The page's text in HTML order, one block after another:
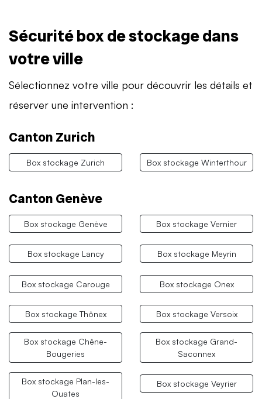
Sécurité box de stockage dans
votre ville
Sélectionnez votre ville pour découvrir les détails et
réserver une intervention :
Canton Zurich
Box stockage Zurich Box stockage Winterthour
Canton Genève
Box stockage Genève Box stockage Vernier
Box stockage Lancy Box stockage Meyrin
Box stockage Carouge Box stockage Onex
Box stockage Thônex Box stockage Versoix
Box stockage Chêne-
Bougeries
Box stockage Grand-
Saconnex
Box stockage Plan-les-
Ouates
Box stockage Veyrier